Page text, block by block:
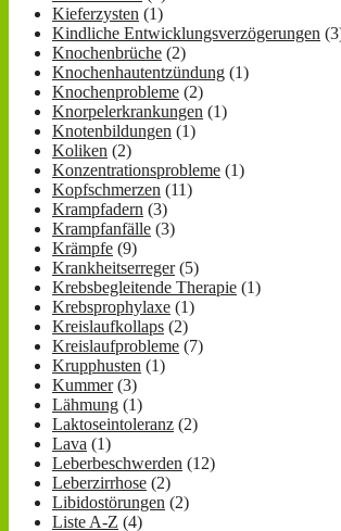
Kieferzysten (1)
Kindliche Entwicklungsverzögerungen
Knochenbrüche (2)
Knochenhautentzündung (1)
Knochenprobleme (2)
Knorpelerkrankungen (1)
Knotenbildungen (1)
Koliken (2)
Konzentrationsprobleme (1)
Kopfschmerzen (11)
Krampfadern (3)
Krampfanfälle (3)
Krämpfe (9)
Krankheitserreger(5)
Krebsbegleitende Therapie (1)
Krebsprophylaxe (1)
Kreislaufkollaps (2)
Kreislaufprobleme (7)
Krupphusten (1)
Kummer(3)
Lähmung (1)
Laktoseintoleranz (2)
Lava (1)
Leberbeschwerden (12)
Leberzirrhose (2)
Libidostörungen (2)
Liste A-Z (4)